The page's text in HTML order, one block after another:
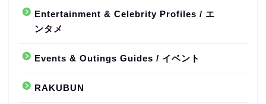
Entertainment & Celebrity Profiles / エ
ンタメ
Events & Outings Guides / イベント
RAKUBUN